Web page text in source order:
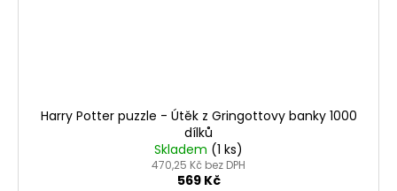
Harry Potter puzzle - Útěk z Gringottovy banky 1000
dílků
Skladem (1 ks)
470,25 Kč bez DPH
569 Kč